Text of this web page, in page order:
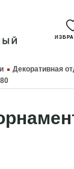
Декоративная